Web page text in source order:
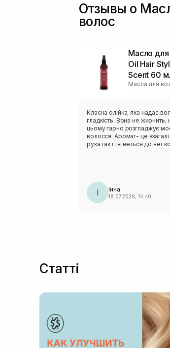
Отзывы о
волос
Масло для
Oil Hair
Scent 60
Масла для
Класна олійка, яка надає
гладкість. Вона не жирнить,
цьому гарно розгладжує
волосся. Аромат- це
рука так і тягнеться до неї
І Інна
18.07.2026, 14:40
Статті